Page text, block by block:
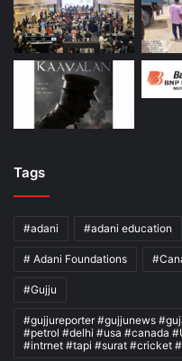
Tags
#adani #adani education
# Adani Foundations
#Gujju
#gujjureporter #gujjunews
#petrol #delhi #usa #canada
#intrnet #tapi #surat #cricket